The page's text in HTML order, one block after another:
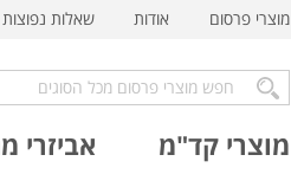
מוצרי פרסום אודות שאלות נפוצות
מוצרי קד"מ אביזרי